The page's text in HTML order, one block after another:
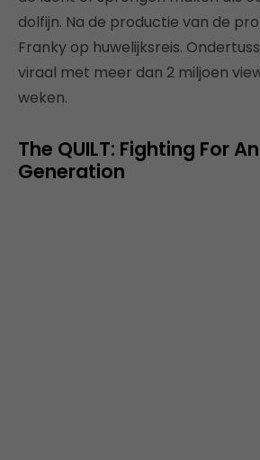
dolfijn. Na de productie van de
Franky op huwelijksreis.
viraal met meer dan 2 miljoen
weken.
The QUILT: Fighting For
Generation